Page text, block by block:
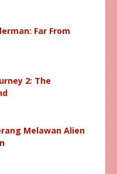
Far From
2: The
Melawan Alien